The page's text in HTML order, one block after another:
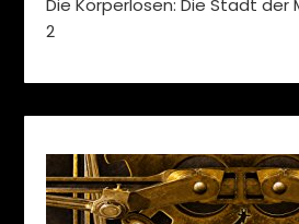
Die Körperlosen: Die Stadt der
2